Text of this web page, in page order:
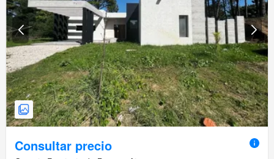
Consultar precio